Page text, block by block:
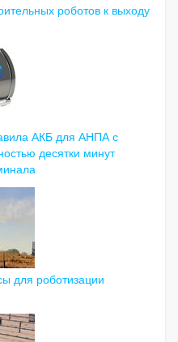
роботов к выходу
АКБ для АНПА с
десятки минут
для роботизации